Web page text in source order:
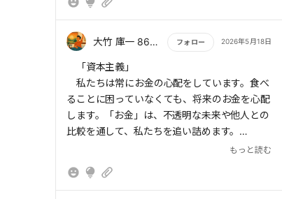
→お金のために、いい商品を作って売るため
どれだけいるだろうか。でも、お金を減らして
感じるからしたくない。この矛盾は、よーいど
んでみんながやったら、嫌でなくなるのだろう
か。
大竹 庫一 860×Kura フォロー 2026年5月18日
もっと読む
「資本主義」
私たちは常にお金の心配をしています。食べ
ることに困っていなくても、将来のお金を心配
します。「お金」は、不透明な未来や他人との
比較を通して、私たちを追い詰めます。
かされています。人間の欲望が資本主義を拡張
もっと読む